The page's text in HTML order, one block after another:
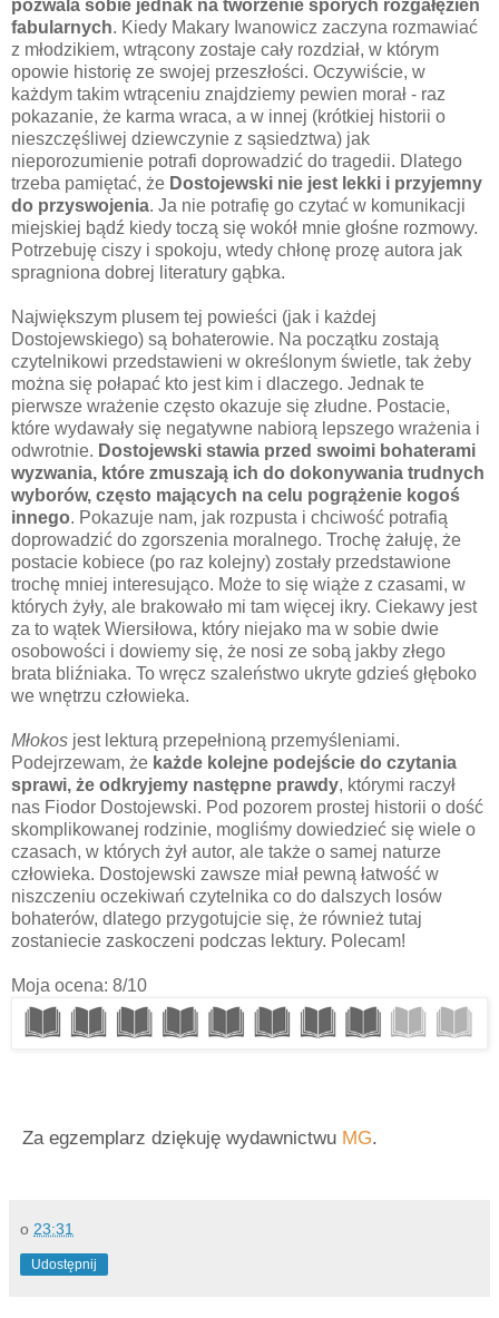
pozwala sobie jednak na tworzenie sporych rozgałęzień
fabularnych. Kiedy Makary Iwanowicz zaczyna rozmawiać
z młodzikiem, wtrącony zostaje cały rozdział, w którym
opowie historię ze swojej przeszłości. Oczywiście, w
każdym takim wtrąceniu znajdziemy pewien morał - raz
pokazanie, że karma wraca, a w innej (krótkiej historii o
nieszczęśliwej dziewczynie z sąsiedztwa) jak
nieporozumienie potrafi doprowadzić do tragedii. Dlatego
trzeba pamiętać, że Dostojewski nie jest lekki i przyjemny
do przyswojenia. Ja nie potrafię go czytać w komunikacji
miejskiej bądź kiedy toczą się wokół mnie głośne rozmowy.
Potrzebuję ciszy i spokoju, wtedy chłonę prozę autora jak
spragniona dobrej literatury gąbka.
Największym plusem tej powieści (jak i każdej
Dostojewskiego) są bohaterowie. Na początku zostają
czytelnikowi przedstawieni w określonym świetle, tak żeby
można się połapać kto jest kim i dlaczego. Jednak te
pierwsze wrażenie często okazuje się złudne. Postacie,
które wydawały się negatywne nabiorą lepszego wrażenia i
odwrotnie. Dostojewski stawia przed swoimi bohaterami
wyzwania, które zmuszają ich do dokonywania trudnych
wyborów, często mających na celu pogrążenie kogoś
innego. Pokazuje nam, jak rozpusta i chciwość potrafią
doprowadzić do zgorszenia moralnego. Trochę żałuję, że
postacie kobiece (po raz kolejny) zostały przedstawione
trochę mniej interesująco. Może to się wiąże z czasami, w
których żyły, ale brakowało mi tam więcej ikry. Ciekawy jest
za to wątek Wiersiłowa, który niejako ma w sobie dwie
osobowości i dowiemy się, że nosi ze sobą jakby złego
brata bliźniaka. To wręcz szaleństwo ukryte gdzieś głęboko
we wnętrzu człowieka.
Młokos jest lekturą przepełnioną przemyśleniami.
Podejrzewam, że każde kolejne podejście do czytania
sprawi, że odkryjemy następne prawdy, którymi raczył
nas Fiodor Dostojewski. Pod pozorem prostej historii o dość
skomplikowanej rodzinie, mogliśmy dowiedzieć się wiele o
czasach, w których żył autor, ale także o samej naturze
człowieka. Dostojewski zawsze miał pewną łatwość w
niszczeniu oczekiwań czytelnika co do dalszych losów
bohaterów, dlatego przygotujcie się, że również tutaj
zostaniecie zaskoczeni podczas lektury. Polecam!
Moja ocena: 8/10
Za egzemplarz dziękuję wydawnictwu MG.
o 23:31
Udostępnij